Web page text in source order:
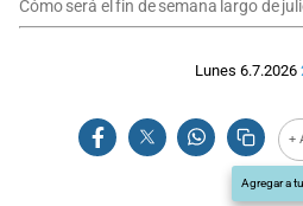
Cómo será el fin de semana largo de
Lunes 6.7.2026
+
Agregar a